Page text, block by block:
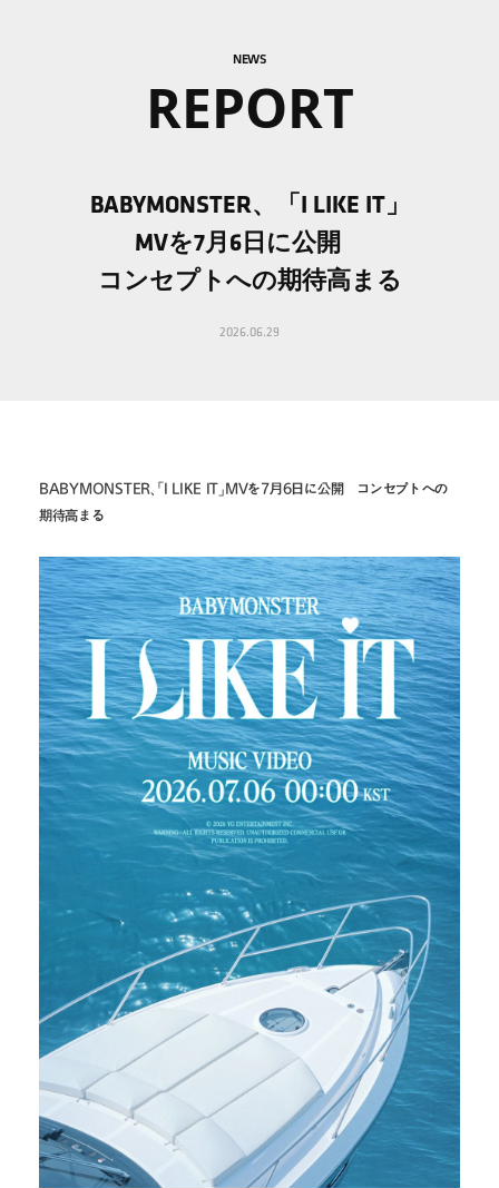
NEWS
REPORT
BABYMONSTER、「I LIKE IT」
MVを7月6日に公開
コンセプトへの期待高まる
2026.06.29
BABYMONSTER、「I LIKE IT」MVを7月6日に公開　コンセプトへの
期待高まる